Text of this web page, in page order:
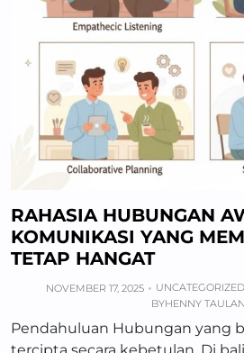
RAHASIA HUBUNGAN
KOMUNIKASI YANG
TETAP HANGAT
NOVEMBER 17, 2025 UNCATEGORIZED
BYHENNY
Pendahuluan Hubungan yang